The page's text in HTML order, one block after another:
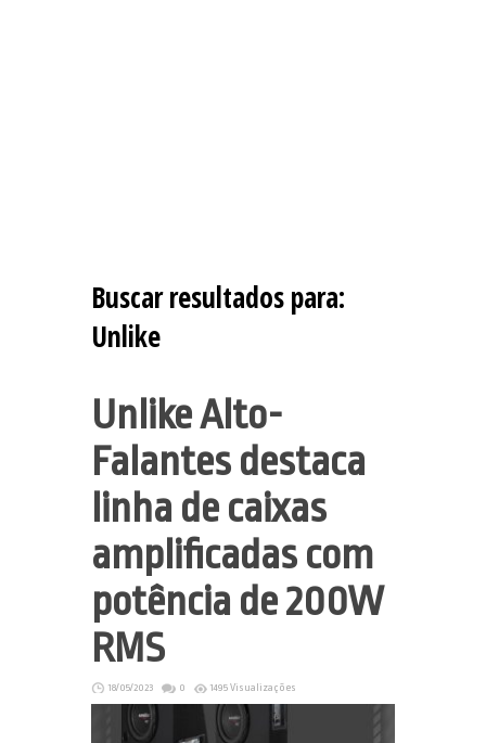
Buscar resultados para:
Unlike
Unlike Alto-
Falantes destaca
linha de caixas
amplificadas com
potência de 200W
RMS
18/05/2023 0 1495 Visualizações